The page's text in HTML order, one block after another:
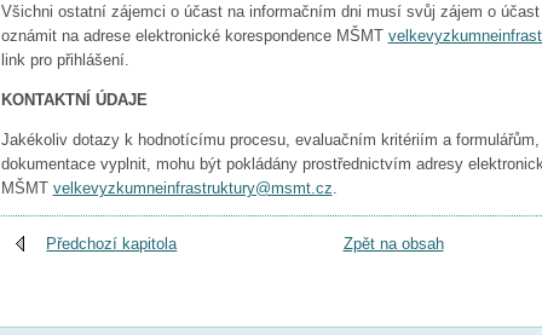
Všichni ostatní zájemci o účast na informačním dni musí svůj zájem o účast
oznámit na adrese elektronické korespondence MŠMT
link pro přihlášení.
KONTAKTNÍ ÚDAJE
Jakékoliv dotazy k hodnotícímu procesu, evaluačním kritériím a
dokumentace vyplnit, mohu být pokládány prostřednictvím adresy
MŠMT velkevyzkumneinfrastruktury@msmt.cz
Předchozí kapitola Zpět na obsah